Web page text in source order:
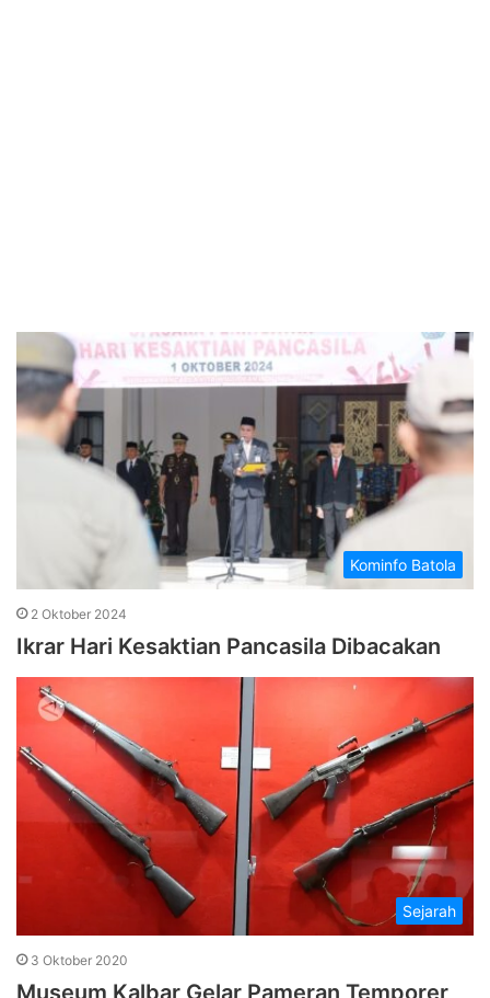
Kominfo Batola
2 Oktober 2024
Ikrar Hari Kesaktian Pancasila Dibacakan
Sejarah
3 Oktober 2020
Museum Kalbar Gelar Pameran Temporer